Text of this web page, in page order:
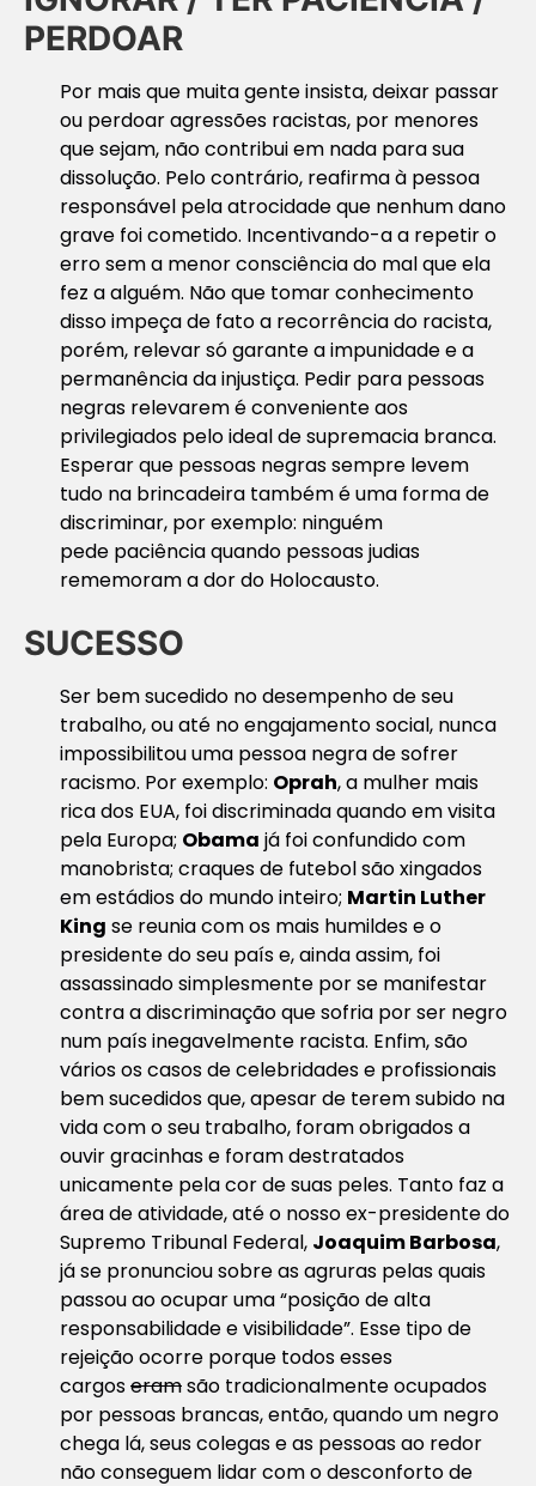
PERDOAR
Por mais que muita gente insista, deixar passar
ou perdoar agressões racistas, por menores
que sejam, não contribui em nada para sua
dissolução. Pelo contrário, reafirma à pessoa
responsável pela atrocidade que nenhum dano
grave foi cometido. Incentivando-a a repetir o
erro sem a menor consciência do mal que ela
fez a alguém. Não que tomar conhecimento
disso impeça de fato a recorrência do racista,
porém, relevar só garante a impunidade e a
permanência da injustiça. Pedir para pessoas
negras relevarem é conveniente aos
privilegiados pelo ideal de supremacia branca.
Esperar que pessoas negras sempre levem
tudo na brincadeira também é uma forma de
discriminar, por exemplo: ninguém
pede paciênciaquando pessoas judias
rememoram a dor do Holocausto.
SUCESSO
Ser bem sucedido no desempenho de seu
trabalho, ou até no engajamento social, nunca
impossibilitou uma pessoa negra de sofrer
racismo. Por exemplo: Oprah, a mulher mais
rica dos EUA, foi discriminada quando em visita
pela Europa; Obama já foi confundido com
manobrista; craques de futebol são xingados
em estádios do mundo inteiro; Martin Luther
King se reunia com os mais humildes e o
presidente do seu país e, ainda assim, foi
assassinado simplesmente por se manifestar
contra a discriminação que sofria por ser negro
num país inegavelmente racista. Enfim, são
vários os casos de celebridades e profissionais
bem sucedidos que, apesar de terem subido na
vida com o seu trabalho, foramobrigadosa
ouvirgracinhase foram destratados
unicamente pela cor de suas peles. Tanto faz a
área de atividade, até o nosso ex-presidente do
Supremo Tribunal Federal, Joaquim Barbosa,
já se pronunciou sobre as agruras pelas quais
passou ao ocupar uma “posição de alta
responsabilidade e visibilidade”. Esse tipo de
rejeição ocorre porque todos esses
cargoseramsão tradicionalmente ocupados
por pessoas brancas, então, quando um negro
chega lá, seuscolegase as pessoas ao redor
não conseguem lidar com o desconforto de